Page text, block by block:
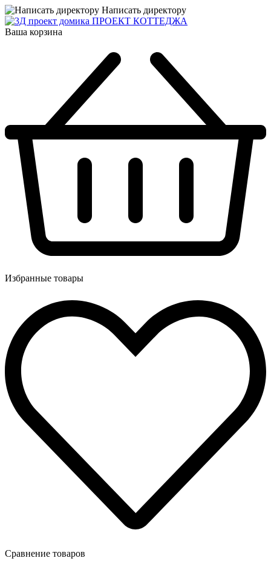
Написать директору
ПРОЕКТ КОТТЕДЖА
Ваша корзина
Избранные товары
Сравнение товаров